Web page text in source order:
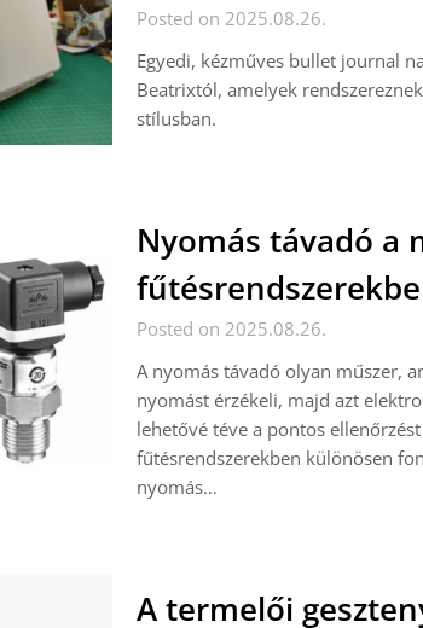
Posted on 2025.08.26.
Egyedi, kézműves bullet journal
Beatrixtól, amelyek
stílusban.
Nyomás távadó a
Posted on 2025.08.26.
A nyomás távadó olyan műszer,
nyomást érzékeli, majd azt
lehetővé téve a pontos
fűtésrendszerekben különösen
nyomás…
A termelői